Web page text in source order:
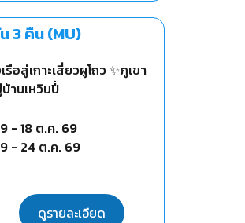
3 คืน (MU)
ะเสี่ยวผูโถว ✨ภูเขา
าเต้า ✨ท่าเรือหลงคัน ✨โค้งS ทะเลสาบเอ๋อไห่ ✨หมู่บ้านเหวินปี๋
-18 ต.ค. 69
- 24 ต.ค. 69
ดูรายละเอียด